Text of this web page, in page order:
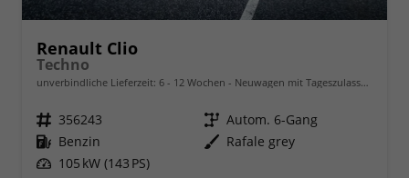
Renault Clio
Techno
unverbindliche Lieferzeit: 6 - 12 Wochen Neuwagen mit Tageszulassung
Fahrzeugnr. 356243 Getriebe Autom. 6-Gang
Kraftstoff Benzin Außenfarbe Rafale grey
Leistung 105 kW (143 PS)